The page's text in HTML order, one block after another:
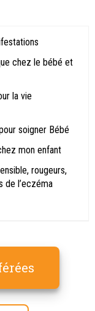
chez le bébé et
la vie
soigner Bébé
mon enfant
rougeurs,
de l’eczéma